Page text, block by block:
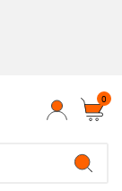
0